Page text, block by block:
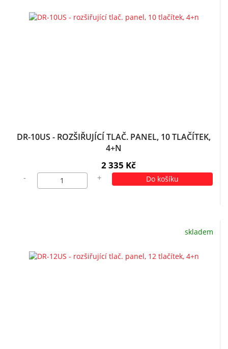
DR-10US - ROZŠIŘUJÍCÍ TLAČ. PANEL, 10 TLAČÍTEK,
4+N
2 335 Kč
- + Do košíku
skladem